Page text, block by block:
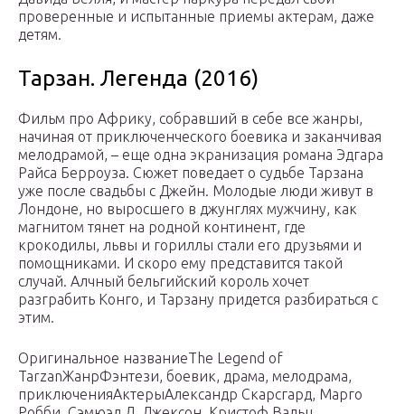
проверенные и испытанные приемы актерам, даже
детям.
Тарзан. Легенда (2016)
Фильм про Африку, собравший в себе все жанры,
начиная от приключенческого боевика и заканчивая
мелодрамой, – еще одна экранизация романа Эдгара
Райса Берроуза. Сюжет поведает о судьбе Тарзана
уже после свадьбы с Джейн. Молодые люди живут в
Лондоне, но выросшего в джунглях мужчину, как
магнитом тянет на родной континент, где
крокодилы, львы и гориллы стали его друзьями и
помощниками. И скоро ему представится такой
случай. Алчный бельгийский король хочет
разграбить Конго, и Тарзану придется разбираться с
этим.
Оригинальное названиеThe Legend of
TarzanЖанрФэнтези, боевик, драма, мелодрама,
приключенияАктерыАлександр Скарсгард, Марго